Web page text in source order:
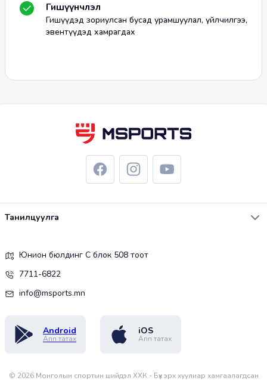
Гишүүнчлэл
Гишүүдэд зориулсан бусад урамшуулал, үйлчилгээ,
эвентүүдэд хамрагдах
Танилцуулга
Юнион бюлдинг С блок 508 тоот
7711-6822
info@msports.mn
Android
Апп татах
iOS
Апп татах
© 2026Монголын спортын шийдэл ХХК - Бүх эрх хуулиар хамгаалагдсан